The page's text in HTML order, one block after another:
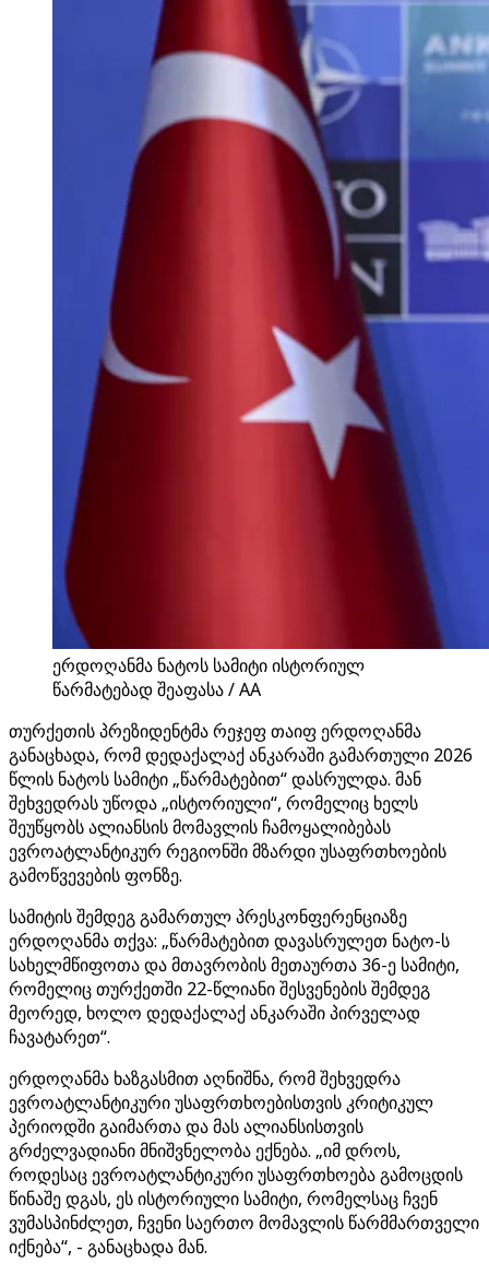
ერდოღანმა ნატოს სამიტი ისტორიულ
წარმატებად შეაფასა / AA
თურქეთის პრეზიდენტმა რეჯეფ თაიფ ერდოღანმა
განაცხადა, რომ დედაქალაქ ანკარაში გამართული 2026
წლის ნატოს სამიტი „წარმატებით“ დასრულდა. მან
შეხვედრას უწოდა „ისტორიული“, რომელიც ხელს
შეუწყობს ალიანსის მომავლის ჩამოყალიბებას
ევროატლანტიკურ რეგიონში მზარდი უსაფრთხოების
გამოწვევების ფონზე.
სამიტის შემდეგ გამართულ პრესკონფერენციაზე
ერდოღანმა თქვა: „წარმატებით დავასრულეთ ნატო-ს
სახელმწიფოთა და მთავრობის მეთაურთა 36-ე სამიტი,
რომელიც თურქეთში 22-წლიანი შესვენების შემდეგ
მეორედ, ხოლო დედაქალაქ ანკარაში პირველად
ჩავატარეთ“.
ერდოღანმა ხაზგასმით აღნიშნა, რომ შეხვედრა
ევროატლანტიკური უსაფრთხოებისთვის კრიტიკულ
პერიოდში გაიმართა და მას ალიანსისთვის
გრძელვადიანი მნიშვნელობა ექნება. „იმ დროს,
როდესაც ევროატლანტიკური უსაფრთხოება გამოცდის
წინაშე დგას, ეს ისტორიული სამიტი, რომელსაც ჩვენ
ვუმასპინძლეთ, ჩვენი საერთო მომავლის წარმმართველი
იქნება“, - განაცხადა მან.